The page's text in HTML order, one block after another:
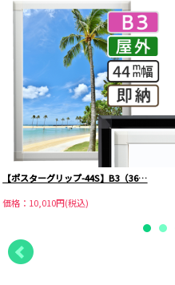
【ポスターグリップ-44S】B3（36…
価格：10,010円(税込)